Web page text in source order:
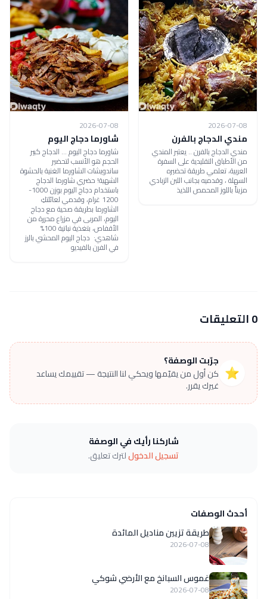
2026-07-08
مندي الدجاج بالفرن
مندي الدجاج بالفرن .. يعتبر المندي
من الأطباق التقليدية على السفرة
العربية، تعلمي طريقة تحضيره
السهلة ، وقدميه بجانب اللبن الزبادي
مزيناً باللوز المحمص اللذيذ
2026-07-08
شاورما دجاج اليوم
شاورما دجاج اليوم ... الدجاج كبير
الحجم هو الأنسب لتحضير
ساندويشات الشاورما الغنية بالحشوة
الشهية! حضري شاورما الدجاج
باستخدام دجاج اليوم بوزن 1000-
1200 غرام، وقدمي لعائلتكِ
الشاورما بطريقة صحية مع دجاج
اليوم، المربى في مزراع محررة من
الأقفاص، بتغذية نباتية 100%
شاهدي: دجاج اليوم المحشي بالرز
في الفرن بالفيديو
0 التعليقات
⭐
جرّبت الوصفة؟
كن أول من يقيّمها ويحكي لنا النتيجة — تقييمك يساعد
غيرك يقرر.
شاركنا رأيك في الوصفة
تسجيل الدخوللترك تعليق.
أحدث الوصفات
طريقة تزيين مناديل المائدة
2026-07-08
غموس السبانخ مع الأرضي شوكي
2026-07-08